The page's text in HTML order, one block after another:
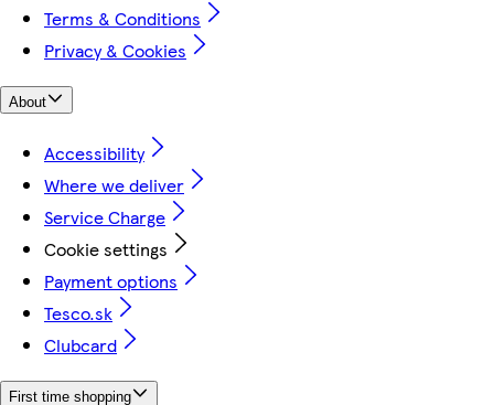
Terms & Conditions
Privacy & Cookies
About
Accessibility
Where we deliver
Service Charge
Cookie settings
Payment options
Tesco.sk
Clubcard
First time shopping